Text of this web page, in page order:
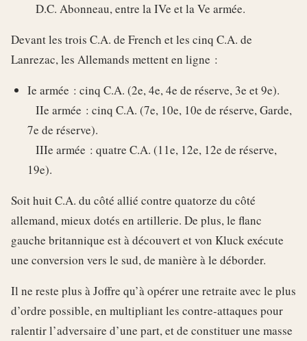
D.C. Abonneau, entre la IVe et la Ve armée.
Devant les trois C.A. de French et les cinq C.A. de
Lanrezac, les Allemands mettent en ligne :
Ie armée : cinq C.A. (2e, 4e, 4e de réserve, 3e et 9e).
IIe armée : cinq C.A. (7e, 10e, 10e de réserve, Garde,
7e de réserve).
IIIe armée : quatre C.A. (11e, 12e, 12e de réserve,
19e).
Soit huit C.A. du côté allié contre quatorze du côté
allemand, mieux dotés en artillerie. De plus, le flanc
gauche britannique est à découvert et von Kluck exécute
une conversion vers le sud, de manière à le déborder.
Il ne reste plus à Joffre qu’à opérer une retraite avec le plus
d’ordre possible, en multipliant les contre-attaques pour
ralentir l’adversaire d’une part, et de constituer une masse